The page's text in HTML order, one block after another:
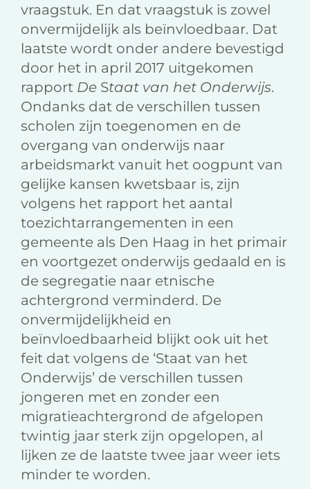
vraagstuk. En dat vraagstuk is zowel
onvermijdelijk als beïnvloedbaar. Dat
laatste wordt onder andere bevestigd
door het in april 2017 uitgekomen
rapport De Staat van het Onderwijs.
Ondanks dat de verschillen tussen
scholen zijn toegenomen en de
overgang van onderwijs naar
arbeidsmarkt vanuit het oogpunt van
gelijke kansen kwetsbaar is, zijn
volgens het rapport het aantal
toezichtarrangementen in een
gemeente als Den Haag in het primair
en voortgezet onderwijs gedaald en is
de segregatie naar etnische
achtergrond verminderd. De
onvermijdelijkheid en
beïnvloedbaarheid blijkt ook uit het
feit dat volgens de ‘Staat van het
Onderwijs’ de verschillen tussen
jongeren met en zonder een
migratieachtergrond de afgelopen
twintig jaar sterk zijn opgelopen, al
lijken ze de laatste twee jaar weer iets
minder te worden.